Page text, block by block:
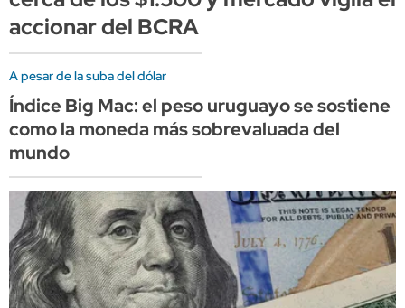
accionar del BCRA
A pesar de la suba del dólar
Índice Big Mac: el peso uruguayo se sostiene
como la moneda más sobrevaluada del
mundo